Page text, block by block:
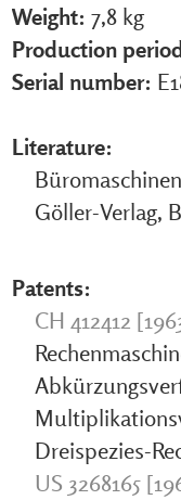
Weight: 7,8 kg
Production
Serial number:
Literature:
Göller-Verlag,
Patents:
CH 412412
Dreispezies-
US 3268165